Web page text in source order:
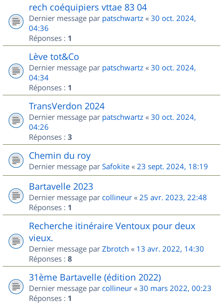
rech coéquipiers vttae 83 04
Dernier message par patschwartz « 30 oct. 2024,
04:36
Réponses : 1
Lève tot&Co
Dernier message par patschwartz « 30 oct. 2024,
04:34
Réponses : 1
TransVerdon 2024
Dernier message par patschwartz « 30 oct. 2024,
04:26
Réponses : 3
Chemin du roy
Dernier message par Safokite « 23 sept. 2024, 18:19
Bartavelle 2023
Dernier message par collineur « 25 avr. 2023, 22:48
Réponses : 1
Recherche itinéraire Ventoux pour deux
vieux.
Dernier message par Zbrotch « 13 avr. 2022, 14:30
Réponses : 8
31ème Bartavelle (édition 2022)
Dernier message par collineur « 30 mars 2022, 00:23
Réponses : 1